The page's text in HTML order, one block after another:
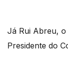
Já Rui Abreu,
Presidente do